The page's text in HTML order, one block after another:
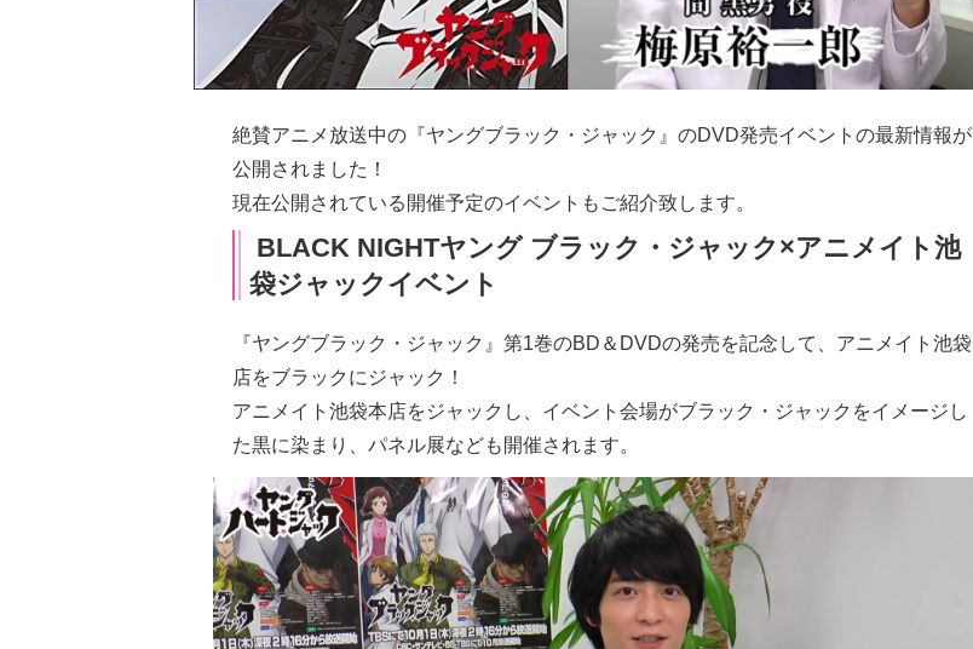
絶賛アニメ放送中の『ヤングブラック・ジャック』のDVD発売イベントの最新情報が
公開されました！
現在公開されている開催予定のイベントもご紹介致します。
BLACK NIGHTヤング ブラック・ジャック×アニメイト池
袋ジャックイベント
『ヤングブラック・ジャック』第1巻のBD＆DVDの発売を記念して、アニメイト池袋
店をブラックにジャック！
アニメイト池袋本店をジャックし、イベント会場がブラック・ジャックをイメージし
た黒に染まり、パネル展なども開催されます。